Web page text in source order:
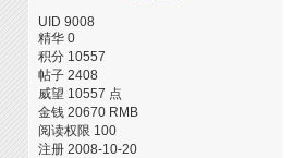
UID 9008
精华 0
积分 10557
帖子 2408
威望 10557 点
金钱 20670 RMB
阅读权限 100
注册 2008-10-20